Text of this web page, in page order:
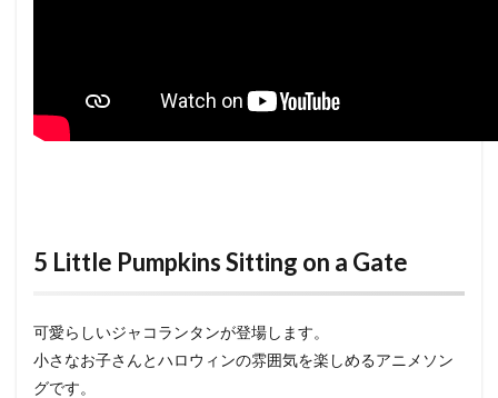
5 Little Pumpkins Sitting on a Gate
可愛らしいジャコランタンが登場します。
小さなお子さんとハロウィンの雰囲気を楽しめるアニメソン
グです。